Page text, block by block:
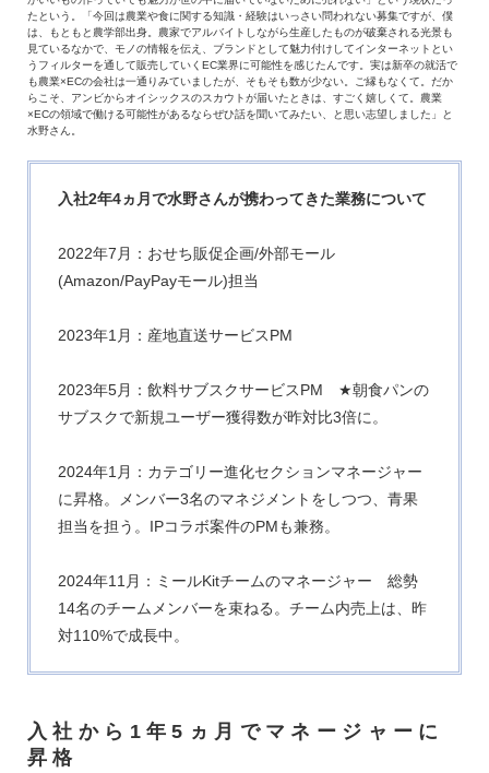
たという。「今回は農業や食に関する知識・経験はいっさい問われない募集ですが、僕
は、もともと農学部出身。農家でアルバイトしながら生産したものが破棄される光景も
見ているなかで、モノの情報を伝え、ブランドとして魅力付けしてインターネットとい
うフィルターを通して販売していくEC業界に可能性を感じたんです。実は新卒の就活で
も農業×ECの会社は一通りみていましたが、そもそも数が少ない。ご縁もなくて。だか
らこそ、アンビからオイシックスのスカウトが届いたときは、すごく嬉しくて。農業
×ECの領域で働ける可能性があるならぜひ話を聞いてみたい、と思い志望しました」と
水野さん。
入社2年4ヵ月で水野さんが携わってきた業務について
2022年7月：おせち販促企画/外部モール
(Amazon/PayPayモール)担当
2023年1月：産地直送サービスPM
2023年5月：飲料サブスクサービスPM ★朝食パンの
サブスクで新規ユーザー獲得数が昨対比3倍に。
2024年1月：カテゴリー進化セクションマネージャー
に昇格。メンバー3名のマネジメントをしつつ、青果
担当を担う。IPコラボ案件のPMも兼務。
2024年11月：ミールKitチームのマネージャー 総勢
14名のチームメンバーを束ねる。チーム内売上は、昨
対110%で成長中。
入社から1年5ヵ月でマネージャーに
昇格